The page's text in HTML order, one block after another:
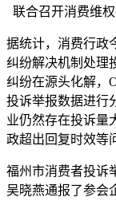
联合召开消费维
据统计，消费行政
纠纷解决机制处理
纠纷在源头化解，
投诉举报数据进行
业仍然存在投诉量
政超出回复时效等
福州市消费者投诉
吴晓燕通报了参会